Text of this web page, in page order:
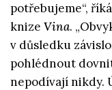
potřebujeme“, říká
knize Vina.
v důsledku
pohlédnout
nepodívají nikdy.